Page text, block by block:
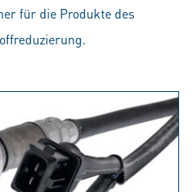
für die Produkte des